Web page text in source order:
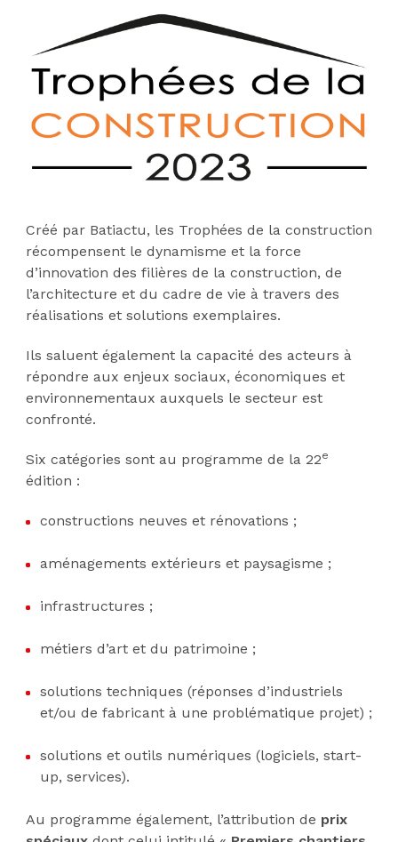
Créé par Batiactu, les Trophées de la construction
récompensent le dynamisme et la force
d’innovation des filières de la construction, de
l’architecture et du cadre de vie à travers des
réalisations et solutions exemplaires.
Ils saluent également la capacité des acteurs à
répondre aux enjeux sociaux, économiques et
environnementaux auxquels le secteur est
confronté.
Six catégories sont au programme de la 22e
édition :
constructions neuves et rénovations ;
aménagements extérieurs et paysagisme ;
infrastructures ;
métiers d’art et du patrimoine ;
solutions techniques (réponses d’industriels
et/ou de fabricant à une problématique projet) ;
solutions et outils numériques (logiciels, start-
up, services).
Au programme également, l’attribution de prix